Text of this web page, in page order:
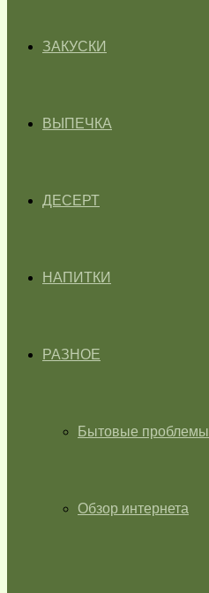
ЗАКУСКИ
ВЫПЕЧКА
ДЕСЕРТ
НАПИТКИ
РАЗНОЕ
Бытовые проблемы
Обзор интернета